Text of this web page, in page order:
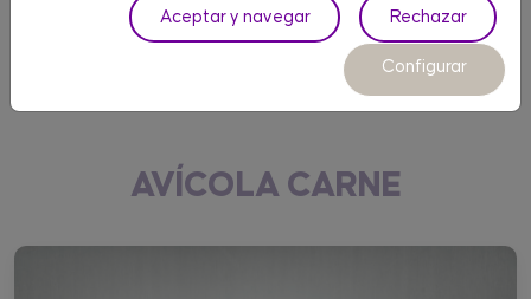
AVÍCOLA CARNE
Aceptar y navegar Rechazar
Configurar